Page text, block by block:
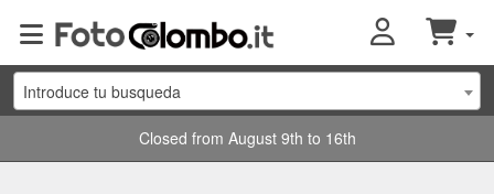
Introduce tu busqueda
Closed from August 9th to 16th